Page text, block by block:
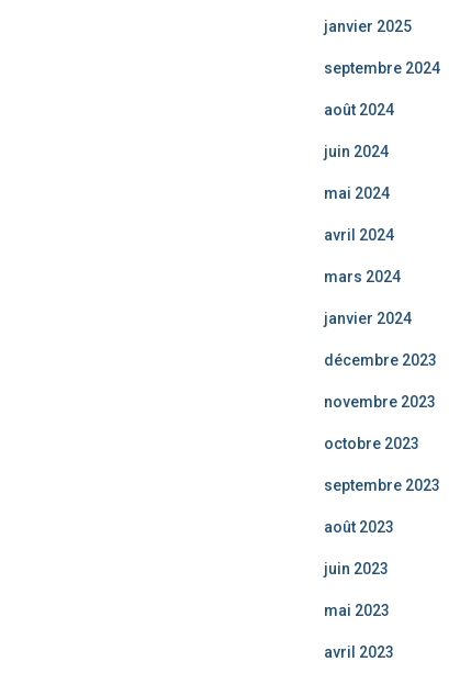
janvier 2025
septembre 2024
août 2024
juin 2024
mai 2024
avril 2024
mars 2024
janvier 2024
décembre 2023
novembre 2023
octobre 2023
septembre 2023
août 2023
juin 2023
mai 2023
avril 2023